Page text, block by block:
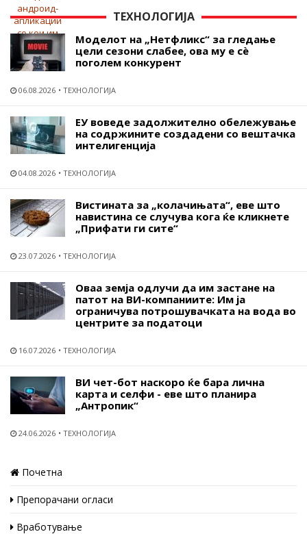
ТЕХНОЛОГИЈА
Моделот на „Нетфликс“ за гледање
цели сезони слабее, ова му е сѐ
поголем конкурент
06.08.2026 ТЕХНОЛОГИЈА
ЕУ воведе задолжително обележување
на содржините создадени со вештачка
интелигенција
04.08.2026 ТЕХНОЛОГИЈА
Вистината за „колачињата“, еве што
навистина се случува кога ќе кликнете
„Прифати ги сите“
23.07.2026 ТЕХНОЛОГИЈА
Оваа земја одлучи да им застане на
патот на ВИ-компаниите: Им ја
ограничува потрошувачката на вода во
центрите за податоци
16.07.2026 ТЕХНОЛОГИЈА
ВИ чет-бот наскоро ќе бара лична
карта и селфи - еве што планира
„Антропик“
24.06.2026 ТЕХНОЛОГИЈА
Почетна
Препорачани огласи
Вработување